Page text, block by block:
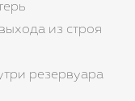
из строя
резервуара